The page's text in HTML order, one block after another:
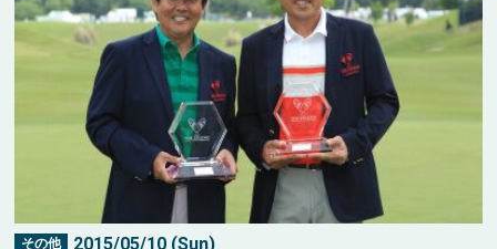
その他 2015/05/10 (Sun)